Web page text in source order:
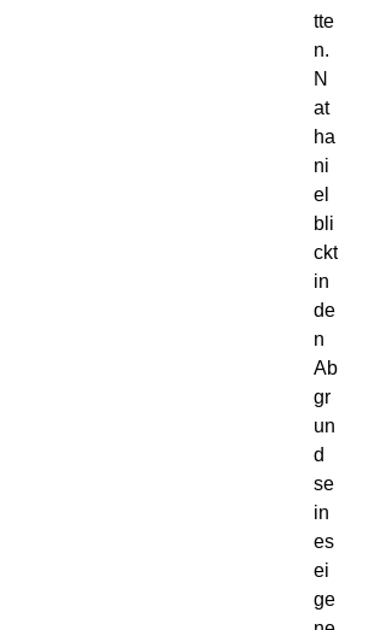
tte
n.
N
at
ha
ni
el
bli
ckt
in
de
n
Ab
gr
un
d
se
in
es
ei
ge